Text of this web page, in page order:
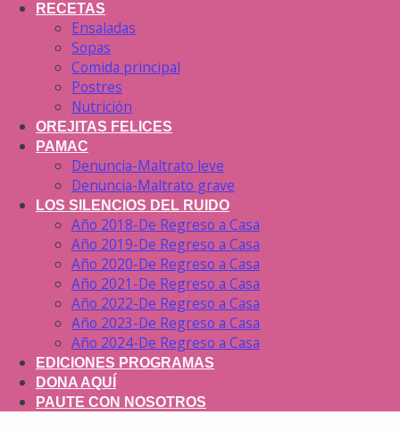
RECETAS
Ensaladas
Sopas
Comida principal
Postres
Nutrición
OREJITAS FELICES
PAMAC
Denuncia-Maltrato leve
Denuncia-Maltrato grave
LOS SILENCIOS DEL RUIDO
Año 2018-De Regreso a Casa
Año 2019-De Regreso a Casa
Año 2020-De Regreso a Casa
Año 2021-De Regreso a Casa
Año 2022-De Regreso a Casa
Año 2023-De Regreso a Casa
Año 2024-De Regreso a Casa
EDICIONES PROGRAMAS
DONA AQUÍ
PAUTE CON NOSOTROS